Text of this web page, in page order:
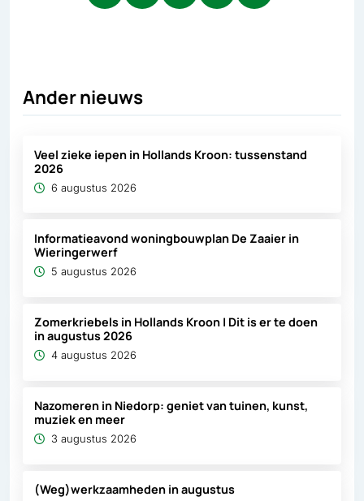
Ander nieuws
Veel zieke iepen in Hollands Kroon: tussenstand
2026
6 augustus 2026
Informatieavond woningbouwplan De Zaaier in
Wieringerwerf
5 augustus 2026
Zomerkriebels in Hollands Kroon | Dit is er te doen
in augustus 2026
4 augustus 2026
Nazomeren in Niedorp: geniet van tuinen, kunst,
muziek en meer
3 augustus 2026
(Weg)werkzaamheden in augustus